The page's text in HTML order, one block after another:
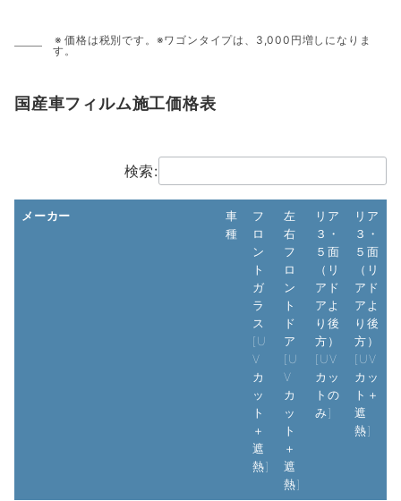
価格は税別です。※ワゴンタイプは、3,000円増しになりま
す。
国産車フィルム施工価格表
検索:
メーカー
車
種
フ
ロ
ン
ト
ガ
ラ
ス
[U
V
カ
ッ
ト
＋
遮
熱]
左
右
フ
ロ
ン
ト
ド
ア
[U
V
カ
ッ
ト
＋
遮
熱]
リア
３・
５面
（リ
アド
アよ
り後
方）
[UV
カッ
トの
み]
リア
３・
５面
（リ
アド
アよ
り後
方）
[UV
カッ
ト＋
遮
熱]